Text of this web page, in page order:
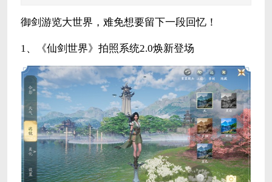
御剑游览大世界，难免想要留下一段回忆！
1、《仙剑世界》拍照系统2.0焕新登场